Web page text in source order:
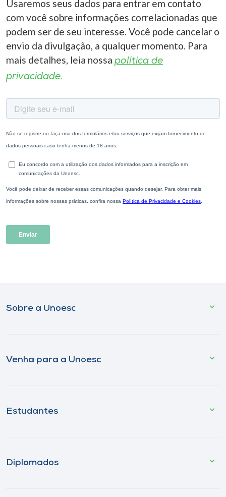
Usaremos seus dados para entrar em contato
com você sobre informações correlacionadas que
podem ser de seu interesse. Você pode cancelar o
envio da divulgação, a qualquer momento. Para
mais detalhes, leia nossa política de
privacidade.
Sobre a Unoesc
Venha para a Unoesc
Estudantes
Diplomados